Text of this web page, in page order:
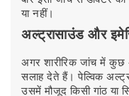
या नहीं।
अल्ट्रासाउंड और
अगर शारीरिक जांच में कुछ
सलाह देते हैं। पेल्विक
उसमें मौजूद किसी गांठ या